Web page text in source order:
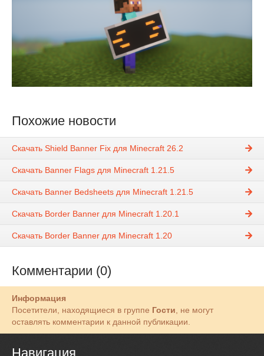
Похожие новости
Скачать Shield Banner Fix для Minecraft 26.2
Скачать Banner Flags для Minecraft 1.21.5
Скачать Banner Bedsheets для Minecraft 1.21.5
Скачать Border Banner для Minecraft 1.20.1
Скачать Border Banner для Minecraft 1.20
Комментарии (0)
Информация
Посетители, находящиеся в группе Гости , не могут
оставлять комментарии к данной публикации.
Навигация